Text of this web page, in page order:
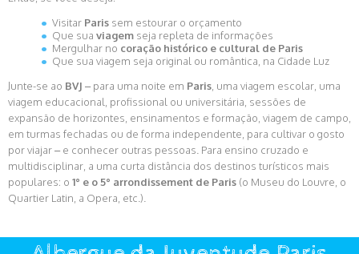
Visitar Paris sem estourar o orçamento
Que sua viagem seja repleta de informações
Mergulhar no coração histórico e cultural de Paris
Que sua viagem seja original ou romântica, na Cidade Luz
Junte-se ao BVJ – para uma noite em Paris, uma viagem escolar, uma
viagem educacional, profissional ou universitária, sessões de
expansão de horizontes, ensinamentos e formação, viagem de campo,
em turmas fechadas ou de forma independente, para cultivar o gosto
por viajar – e conhecer outras pessoas. Para ensino cruzado e
multidisciplinar, a uma curta distância dos destinos turísticos mais
populares: o 1° e o 5° arrondissement de Paris (o Museu do Louvre, o
Quartier Latin, a Opera, etc.).